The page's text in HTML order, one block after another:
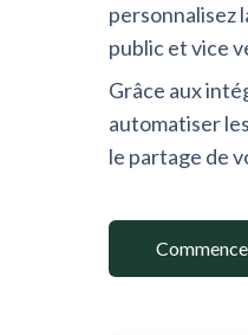
personnalisez
public et vice
Grâce aux
automatiser
le partage de